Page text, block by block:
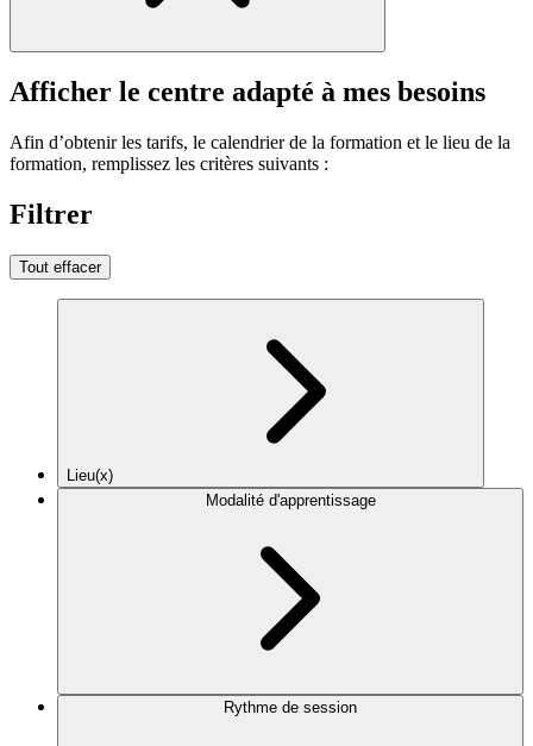
Afficher le centre adapté à mes besoins
Afin d’obtenir les tarifs, le calendrier de la formation et le lieu de la
formation, remplissez les critères suivants :
Filtrer
Tout effacer
Lieu(x)
Modalité d'apprentissage
Rythme de session